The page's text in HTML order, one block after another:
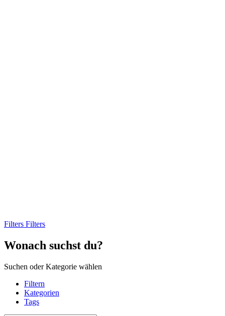
Filters Filters
Wonach suchst du?
Suchen oder Kategorie wählen
Filtern
Kategorien
Tags